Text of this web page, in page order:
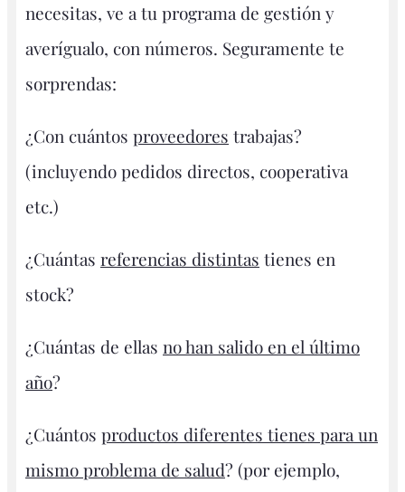
necesitas, ve a tu programa de gestión y
averígualo, con números. Seguramente te
sorprendas:
¿Con cuántos proveedores trabajas?
(incluyendo pedidos directos, cooperativa
etc.)
¿Cuántas referencias distintas tienes en
stock?
¿Cuántas de ellas no han salido en el último
año?
¿Cuántos productos diferentes tienes para un
mismo problema de salud? (por ejemplo,